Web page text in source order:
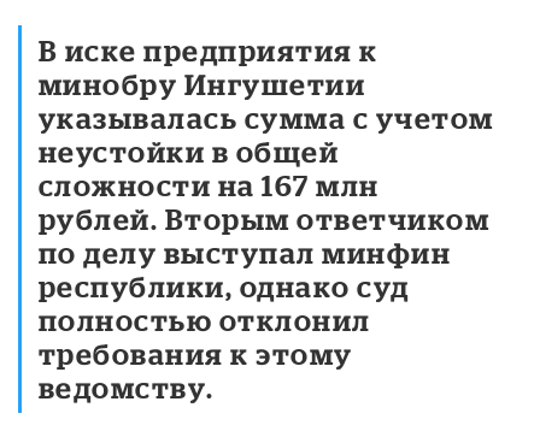
В иске предприятия к
минобру Ингушетии
указывалась сумма с учетом
неустойки в общей
сложности на 167 млн
рублей. Вторым ответчиком
по делу выступал минфин
республики, однако суд
полностью отклонил
требования к этому
ведомству.